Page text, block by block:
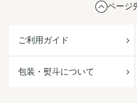
ページ
ご利用ガイド
包装・熨斗について